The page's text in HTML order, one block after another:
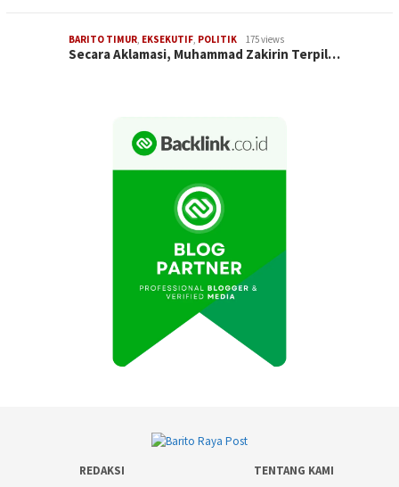
BARITO TIMUR EKSEKUTIF POLITIK 175 views
Secara Aklamasi, Muhammad Zakirin Terpil…
REDAKSI TENTANG KAMI